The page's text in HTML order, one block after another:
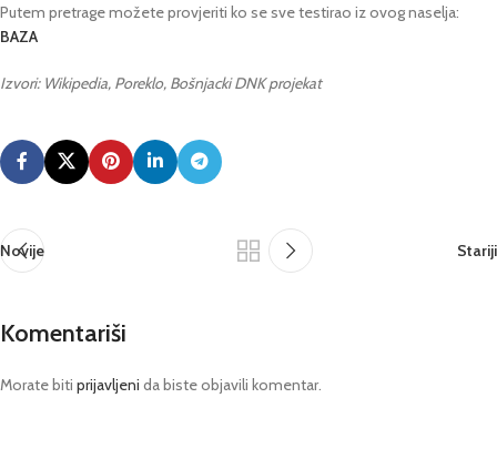
Putem pretrage možete provjeriti ko se sve testirao iz ovog naselja:
BAZA
Izvori: Wikipedia, Poreklo, Bošnjacki DNK projekat
Novije Stariji
Komentariši
Morate biti prijavljeni da biste objavili komentar.